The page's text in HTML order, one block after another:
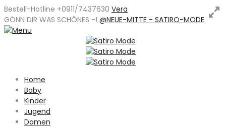
Bestell-Hotline +0911/7437630 Vera
GÖNN DIR WAS SCHÖNES -! @NEUE-MITTE - SATIRO-MODE
Home
Baby
Kinder
Jugend
Damen